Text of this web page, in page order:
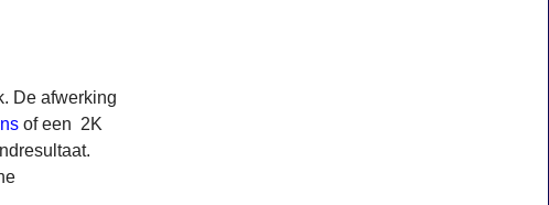
De afwerking
of een 2K